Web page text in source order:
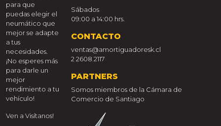
para que
puedas elegir el
neumático que
mejor se adapte
a tus
necesidades.
¡No esperes más
para darle un
mejor
rendimiento a tu
vehículo!
Ven a Visítanos!
Sábados
09:00 a 14:00 hrs.
CONTACTO
ventas@amortiguadoresk.cl
2 2608 2117
PARTNERS
Somos miembros de la Cámara de
Comercio de Santiago